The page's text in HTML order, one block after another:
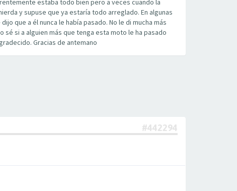
estaba todo bien pero a veces cuando la
y supuse que ya estaría todo arreglado. En algunas
que a él nunca le había pasado. No le di mucha más
si a alguien más que tenga esta moto le ha pasado
Gracias de antemano
#442294